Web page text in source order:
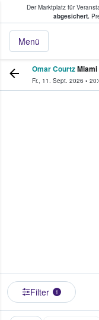
Der Marktplatz für
abgesichert.
Menü
Tickets
Omar Courtz
Fr., 11. Sept. 2026 •
Filter 1